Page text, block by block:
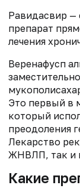
Равидасвир —
препарат
лечения
Веренафусп
Это первый в
который
преодоления
Лекарство
ЖНВЛП, так и
Какие